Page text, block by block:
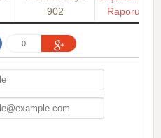
902
Raporu
0